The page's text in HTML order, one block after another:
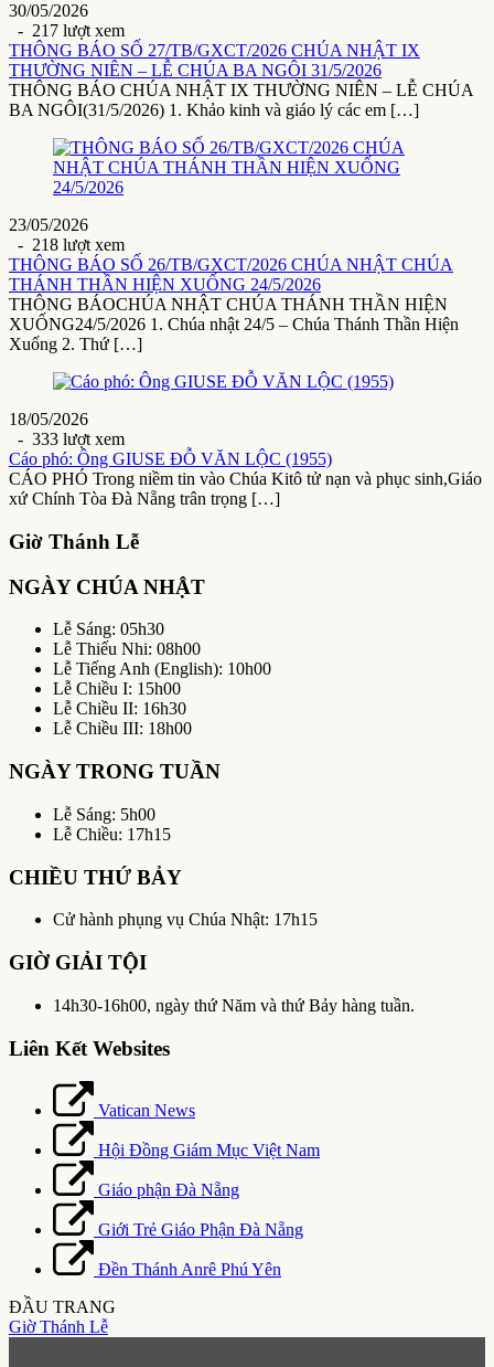
30/05/2026
- 217 lượt xem
THÔNG BÁO SỐ 27/TB/GXCT/2026 CHÚA NHẬT IX
THƯỜNG NIÊN – LỄ CHÚA BA NGÔI 31/5/2026
THÔNG BÁO CHÚA NHẬT IX THƯỜNG NIÊN – LỄ CHÚA
BA NGÔI(31/5/2026) 1. Khảo kinh và giáo lý các em […]
23/05/2026
- 218 lượt xem
THÔNG BÁO SỐ 26/TB/GXCT/2026 CHÚA NHẬT CHÚA
THÁNH THẦN HIỆN XUỐNG 24/5/2026
THÔNG BÁOCHÚA NHẬT CHÚA THÁNH THẦN HIỆN
XUỐNG24/5/2026 1. Chúa nhật 24/5 – Chúa Thánh Thần Hiện
Xuống 2. Thứ […]
18/05/2026
- 333 lượt xem
Cáo phó: Ông GIUSE ĐỖ VĂN LỘC (1955)
CÁO PHÓ Trong niềm tin vào Chúa Kitô tử nạn và phục sinh,Giáo
xứ Chính Tòa Đà Nẵng trân trọng […]
Giờ Thánh Lễ
NGÀY CHÚA NHẬT
Lễ Sáng: 05h30
Lễ Thiếu Nhi: 08h00
Lễ Tiếng Anh (English): 10h00
Lễ Chiều I: 15h00
Lễ Chiều II: 16h30
Lễ Chiều III: 18h00
NGÀY TRONG TUẦN
Lễ Sáng: 5h00
Lễ Chiều: 17h15
CHIỀU THỨ BẢY
Cử hành phụng vụ Chúa Nhật: 17h15
GIỜ GIẢI TỘI
14h30-16h00, ngày thứ Năm và thứ Bảy hàng tuần.
Liên Kết Websites
Vatican News
Hội Đồng Giám Mục Việt Nam
Giáo phận Đà Nẵng
Giới Trẻ Giáo Phận Đà Nẵng
Đền Thánh Anrê Phú Yên
ĐẦU TRANG
Giờ Thánh Lễ